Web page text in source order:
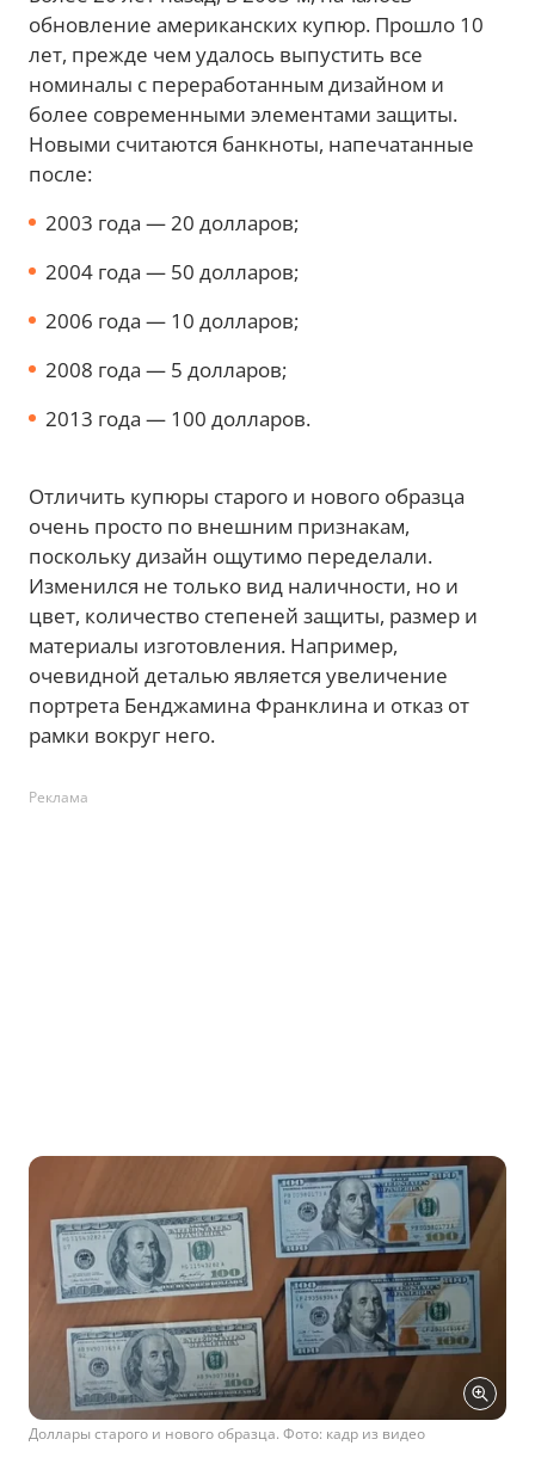
обновление американских купюр. Прошло 10
лет, прежде чем удалось выпустить все
номиналы с переработанным дизайном и
более современными элементами защиты.
Новыми считаются банкноты, напечатанные
после:
2003 года — 20 долларов;
2004 года — 50 долларов;
2006 года — 10 долларов;
2008 года — 5 долларов;
2013 года — 100 долларов.
Отличить купюры старого и нового образца
очень просто по внешним признакам,
поскольку дизайн ощутимо переделали.
Изменился не только вид наличности, но и
цвет, количество степеней защиты, размер и
материалы изготовления. Например,
очевидной деталью является увеличение
портрета Бенджамина Франклина и отказ от
рамки вокруг него.
Реклама
Доллары старого и нового образца. Фото: кадр из видео